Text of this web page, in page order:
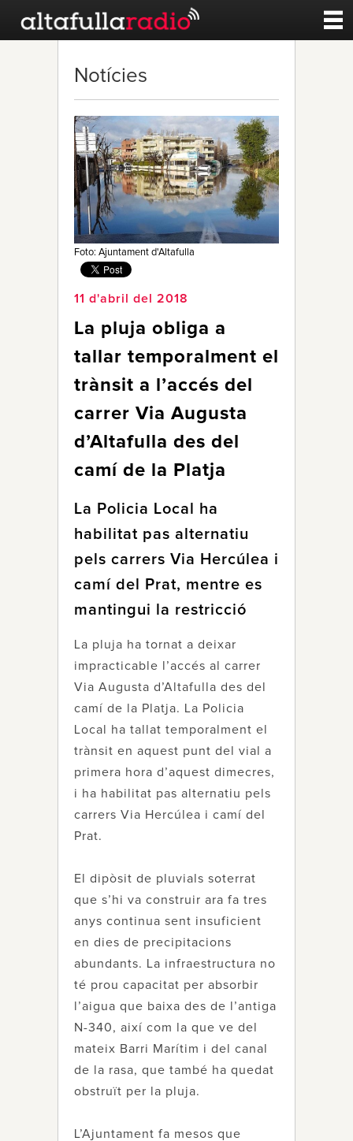
Esports
Noticies
Qui Som
Notícies
Foto: Ajuntament d'Altafulla
11 d'abril del 2018
La pluja obliga a
tallar temporalment el
trànsit a l’accés del
carrer Via Augusta
d’Altafulla des del
camí de la Platja
La Policia Local ha
habilitat pas alternatiu
pels carrers Via Hercúlea i
camí del Prat, mentre es
mantingui la restricció
La pluja ha tornat a deixar
impracticable l’accés al carrer
Via Augusta d’Altafulla des del
camí de la Platja. La Policia
Local ha tallat temporalment el
trànsit en aquest punt del vial a
primera hora d’aquest dimecres,
i ha habilitat pas alternatiu pels
carrers Via Hercúlea i camí del
Prat.
El dipòsit de pluvials soterrat
que s’hi va construir ara fa tres
anys continua sent insuficient
en dies de precipitacions
abundants. La infraestructura no
té prou capacitat per absorbir
l’aigua que baixa des de l’antiga
N-340, així com la que ve del
mateix Barri Marítim i del canal
de la rasa, que també ha quedat
obstruït per la pluja.
L’Ajuntament fa mesos que